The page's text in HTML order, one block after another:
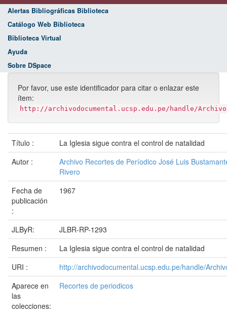
Alertas Bibliográficas Biblioteca
Catálogo Web Biblioteca
Biblioteca Virtual
Ayuda
Sobre DSpace
Por favor, use este identificador para citar o enlazar este
ítem:
http://archivodocumental.ucsp.edu.pe/handle/
Título :
La Iglesia sigue contra el control de natalidad
Autor :
Archivo Recortes de Períodico José Luis
Rivero
Fecha de
publicación
:
1967
JLByR:
JLBR-RP-1293
Resumen :
La Iglesia sigue contra el control de natalidad
URI :
http://archivodocumental.ucsp.edu.pe/handle/
Aparece en
las
colecciones:
Recortes de periodicos